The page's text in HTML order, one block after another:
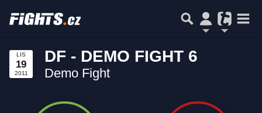
LIS
19
2011
DF - DEMO FIGHT 6
Demo Fight